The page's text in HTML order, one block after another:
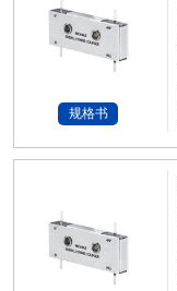
规格书